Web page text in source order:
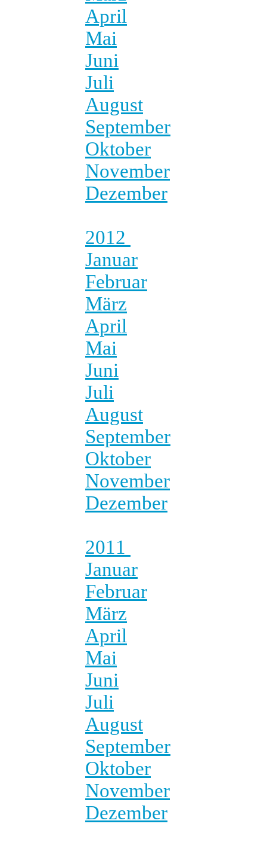
April
Mai
Juni
Juli
August
September
Oktober
November
Dezember
2012
Januar
Februar
März
April
Mai
Juni
Juli
August
September
Oktober
November
Dezember
2011
Januar
Februar
März
April
Mai
Juni
Juli
August
September
Oktober
November
Dezember